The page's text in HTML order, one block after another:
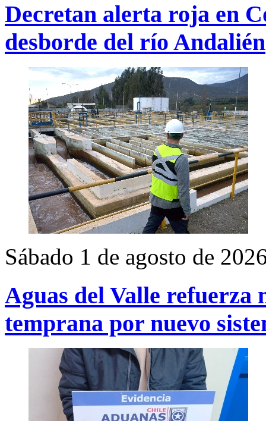
Decretan alerta roja en
desborde del río Andalién
Sábado 1 de agosto de
Aguas del Valle refuerza
temprana por nuevo